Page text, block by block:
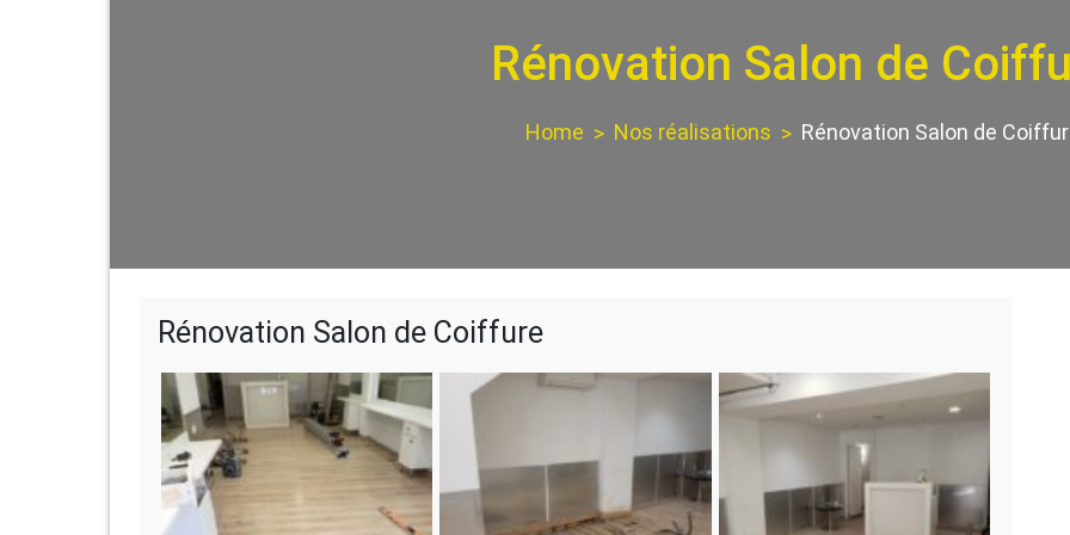
Rénovation Salon de
Home Nos réalisations Rénovation Salon de
Rénovation Salon de Coiffure